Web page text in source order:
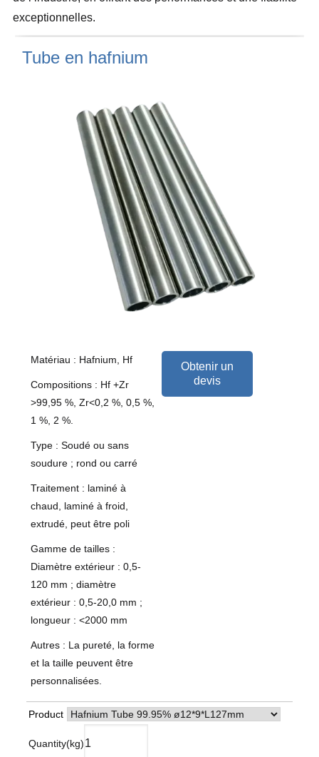
exceptionnelles.
Tube en hafnium
Matériau : Hafnium, Hf
Compositions : Hf +Zr
>99,95 %, Zr<0,2 %, 0,5 %,
1 %, 2 %.
Type : Soudé ou sans
soudure ; rond ou carré
Traitement : laminé à
chaud, laminé à froid,
extrudé, peut être poli
Gamme de tailles :
Diamètre extérieur : 0,5-
120 mm ; diamètre
extérieur : 0,5-20,0 mm ;
longueur : <2000 mm
Autres : La pureté, la forme
et la taille peuvent être
personnalisées.
Obtenir un
devis
Product